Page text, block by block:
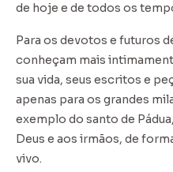
de hoje e de todos os
Para os devotos e futuros
conheçam mais
sua vida, seus escritos e
apenas para os grandes
exemplo do santo de
Deus e aos irmãos, de
vivo.